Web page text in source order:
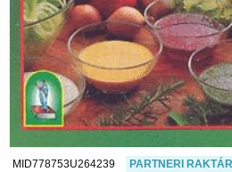
MID778753U264239 PARTNERI